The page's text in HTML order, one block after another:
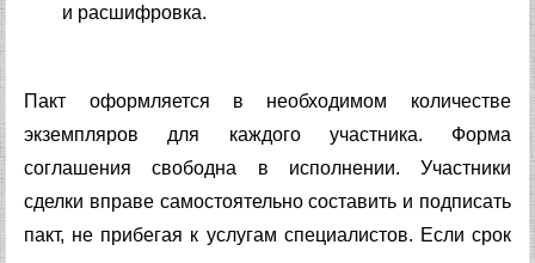
и расшифровка.
Пакт оформляется в необходимом количестве
экземпляров для каждого участника. Форма
соглашения свободна в исполнении. Участники
сделки вправе самостоятельно составить и подписать
пакт, не прибегая к услугам специалистов. Если срок